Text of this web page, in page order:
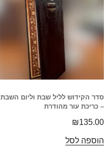
סדר הקידוש לליל שבת וליום השבת
– כריכת עור מהודרת
₪135.00
הוספה לסל